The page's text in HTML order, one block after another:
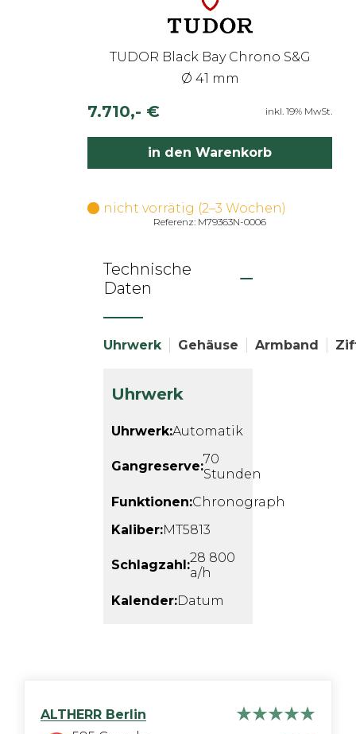
TUDOR Black Bay Chrono S&G
Ø 41 mm
7.710,- € inkl. 19% MwSt.
in den Warenkorb
nicht vorrätig (2–3 Wochen)
Referenz: M79363N-0006
Technische
Daten
Uhrwerk Gehäuse Armband
Uhrwerk
Uhrwerk:Automatik
Gangreserve:70
Stunden
Funktionen:Chronograph
Kaliber:MT5813
Schlagzahl:28 800
a/h
Kalender:Datum
ALTHERR Berlin